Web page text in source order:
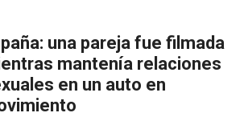
una pareja fue filmada
mantenía relaciones
en un auto en